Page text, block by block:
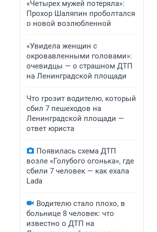
«Четырех мужей потеряла»:
Прохор Шаляпин проболтался
о новой возлюбленной
«Увидела женщин с
окровавленными головами»:
очевидцы — о страшном ДТП
на Ленинградской площади
Что грозит водителю, который
сбил 7 пешеходов на
Ленинградской площади —
ответ юриста
Появилась схема ДТП
возле «Голубого огонька», где
сбили 7 человек — как ехала
Lada
Водителю стало плохо, в
больнице 8 человек: что
известно о ДТП на